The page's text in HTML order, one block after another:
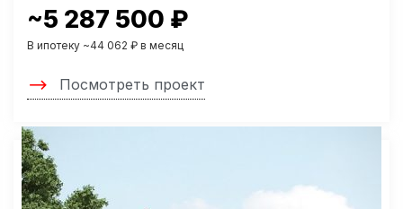
~5 287 500 ₽
В ипотеку ~44 062 ₽ в месяц
Посмотреть проект